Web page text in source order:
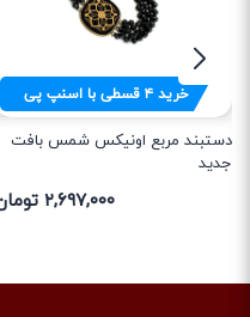
خرید۴قسطی با اسنپ پی
دستبند مربع اونیکس شمس بافت
جدید
۲,۶۹۷,۰۰۰ تومان